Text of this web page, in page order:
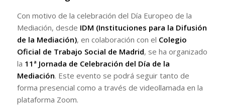
Con motivo de la celebración del Día Europeo de la
Mediación, desde IDM (Instituciones para la Difusión
de la Mediación), en colaboración con el Colegio
Oficial de Trabajo Social de Madrid, se ha organizado
la 11ª Jornada de Celebración del Día de la
Mediación. Este evento se podrá seguir tanto de
forma presencial como a través de videollamada en la
plataforma Zoom.